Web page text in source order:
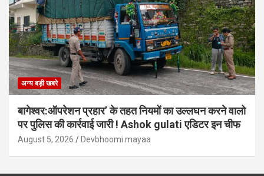
अन्य बड़ी खबरे
बागेश्वर:ऑपरेशन प्रहार’ के तहत नियमों का उल्लघन करने वालो
पर पुलिस की कार्रवाई जारी ! Ashok gulati एडिटर इन चीफ
August 5, 2026 Devbhoomi mayaa